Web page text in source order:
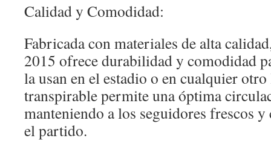
Calidad y Comodidad:
Fabricada con materiales de alta
2015 ofrece durabilidad y comodidad
la usan en el estadio o en cualquier
transpirable permite una óptima
manteniendo a los seguidores frescos
el partido.